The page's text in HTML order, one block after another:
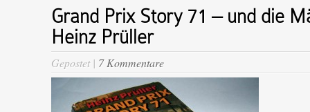
Grand Prix Story 71 – und die
Heinz Prüller
Gepostet | 7 Kommentare